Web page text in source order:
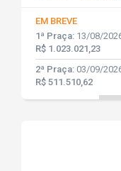
EM BREVE
1ª Praça: 13/08/
R$ 1.023.021,23
2ª Praça: 03/09/
R$ 511.510,62